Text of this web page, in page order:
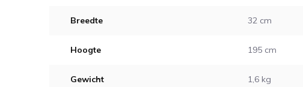
Breedte 32 cm
Hoogte 195 cm
Gewicht 1,6 kg